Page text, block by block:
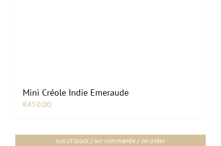
Mini Créole Indie Emeraude
€450.00
out of stock / sur commande / on order